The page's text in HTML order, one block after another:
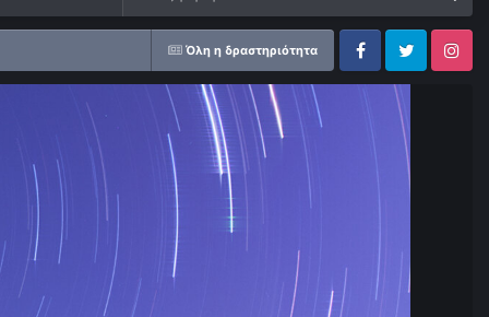
Όλη η δραστηριότητα
FacebookTwitter Instagram